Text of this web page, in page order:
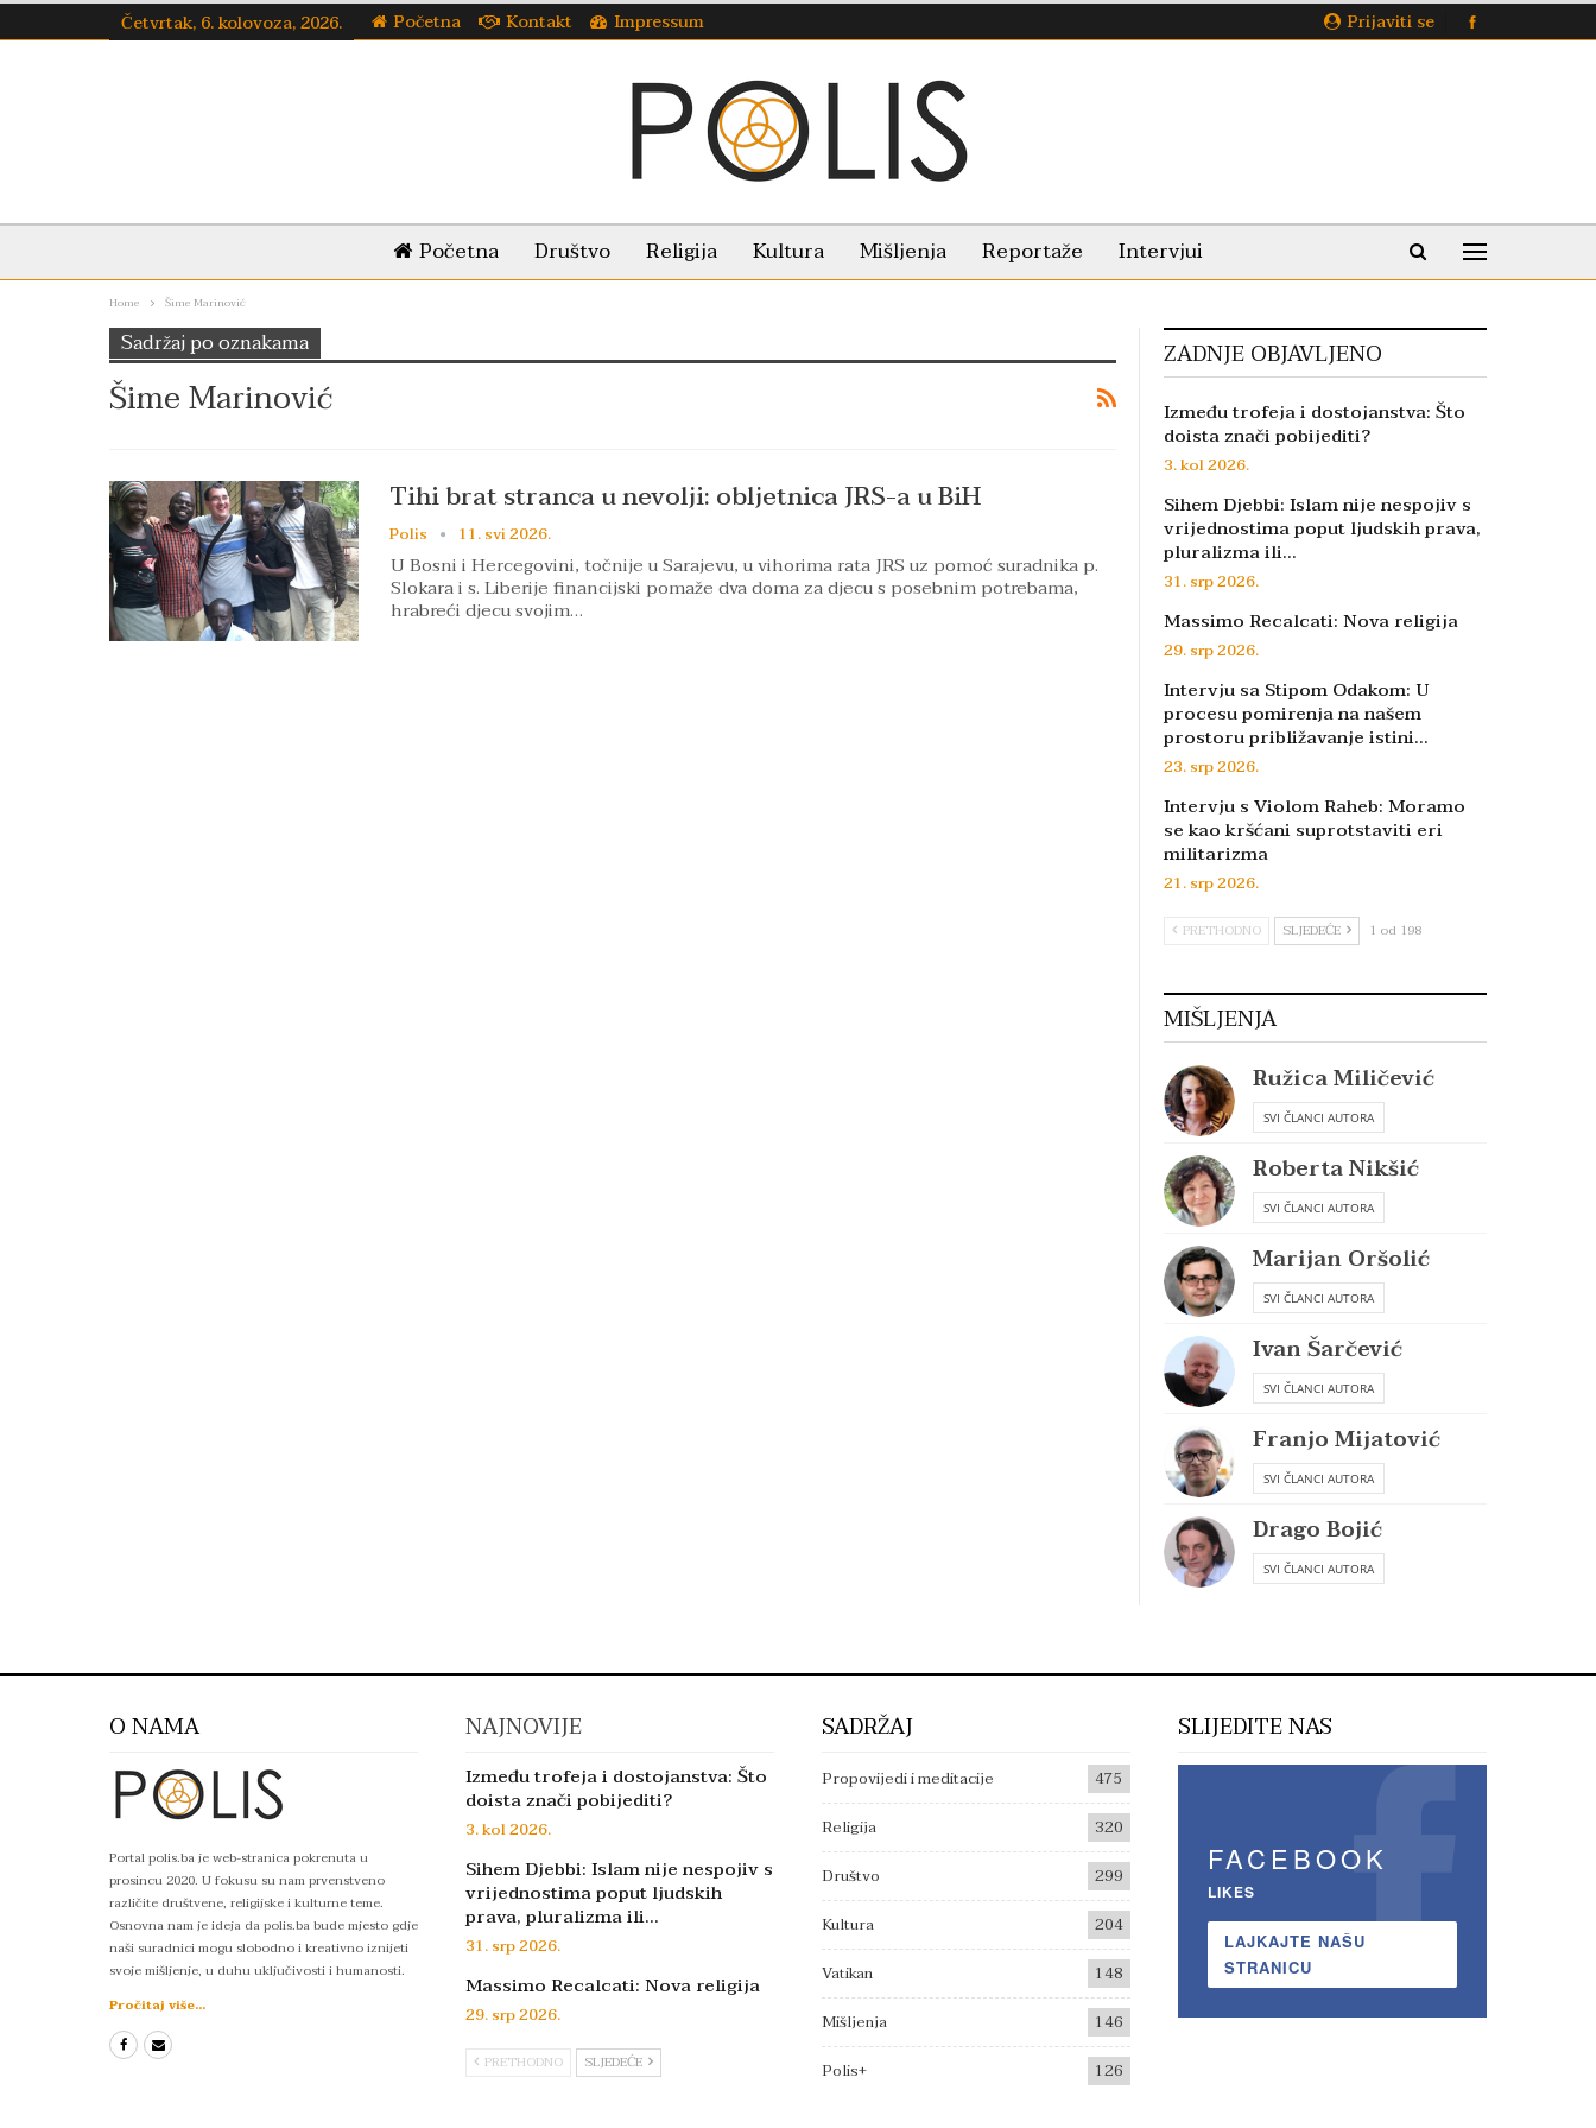
Prijaviti se
Četvrtak, 6. kolovoza, 2026. Početna Kontakt Impressum
Početna Društvo Religija Kultura Mišljenja Reportaže Intervjui
Home Šime Marinović
Sadržaj po oznakama
Šime Marinović
Tihi brat stranca u nevolji: obljetnica JRS-a u BiH
Polis 11. svi 2026.
U Bosni i Hercegovini, točnije u Sarajevu, u vihorima rata JRS uz pomoć suradnika p.
Slokara i s. Liberije financijski pomaže dva doma za djecu s posebnim potrebama,
hrabreći djecu svojim…
ZADNJE OBJAVLJENO
Između trofeja i dostojanstva: Što
doista znači pobijediti?
3. kol 2026.
Sihem Djebbi: Islam nije nespojiv s
vrijednostima poput ljudskih prava,
pluralizma ili…
31. srp 2026.
Massimo Recalcati: Nova religija
29. srp 2026.
Intervju sa Stipom Odakom: U
procesu pomirenja na našem
prostoru približavanje istini…
23. srp 2026.
Intervju s Violom Raheb: Moramo
se kao kršćani suprotstaviti eri
militarizma
21. srp 2026.
PRETHODNO SLJEDEĆE 1 od 198
MIŠLJENJA
Ružica Miličević
SVI ČLANCI AUTORA
Roberta Nikšić
SVI ČLANCI AUTORA
Marijan Oršolić
SVI ČLANCI AUTORA
Ivan Šarčević
SVI ČLANCI AUTORA
Franjo Mijatović
SVI ČLANCI AUTORA
Drago Bojić
SVI ČLANCI AUTORA
O NAMA
Portal polis.ba je web-stranica pokrenuta u
prosincu 2020. U fokusu su nam prvenstveno
različite društvene, religijske i kulturne teme.
Osnovna nam je ideja da polis.ba bude mjesto gdje
naši suradnici mogu slobodno i kreativno iznijeti
svoje mišljenje, u duhu uključivosti i humanosti.
Pročitaj više...
NAJNOVIJE
Između trofeja i dostojanstva: Što
doista znači pobijediti?
3. kol 2026.
Sihem Djebbi: Islam nije nespojiv s
vrijednostima poput ljudskih
prava, pluralizma ili…
31. srp 2026.
Massimo Recalcati: Nova religija
29. srp 2026.
PRETHODNO SLJEDEĆE
SADRŽAJ
Propovijedi i meditacije
475
Religija
320
Društvo
299
Kultura
204
Vatikan
148
Mišljenja
146
Polis+
126
SLIJEDITE NAS
FACEBOOK
LIKES
LAJKAJTE NAŠU
STRANICU